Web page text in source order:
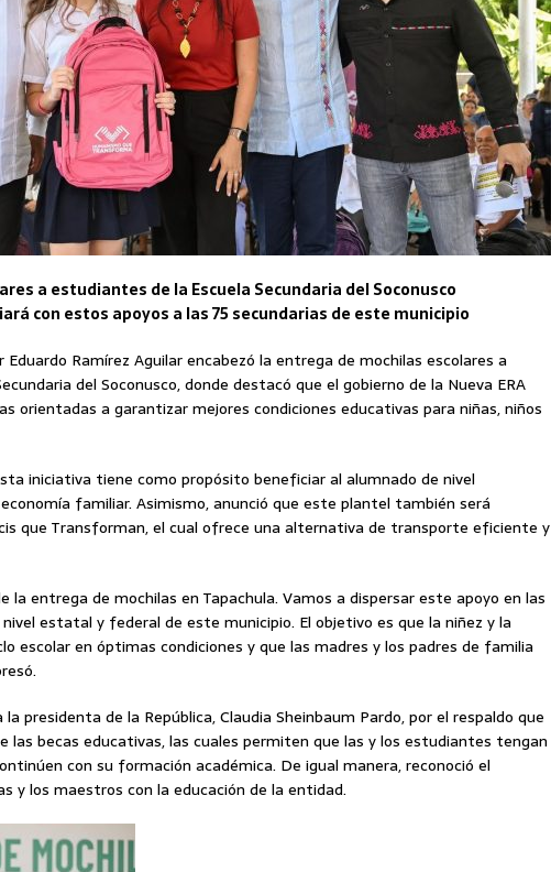
a estudiantes de la Escuela Secundaria del Soconusco
con estos apoyos a las 75 secundarias de este municipio
Eduardo Ramírez Aguilar encabezó la entrega de mochilas escolares a
del Soconusco, donde destacó que el gobierno de la Nueva ERA
orientadas a garantizar mejores condiciones educativas para niñas, niños
iniciativa tiene como propósito beneficiar al alumnado de nivel
familiar. Asimismo, anunció que este plantel también será
que Transforman, el cual ofrece una alternativa de transporte eficiente y
la entrega de mochilas en Tapachula. Vamos a dispersar este apoyo en las
estatal y federal de este municipio. El objetivo es que la niñez y la
escolar en óptimas condiciones y que las madres y los padres de familia
presidenta de la República, Claudia Sheinbaum Pardo, por el respaldo que
las becas educativas, las cuales permiten que las y los estudiantes tengan
con su formación académica. De igual manera, reconoció el
y los maestros con la educación de la entidad.